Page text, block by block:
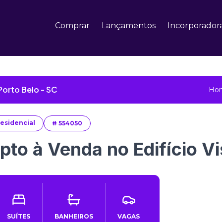
Comprar Lançamentos
Belo - SC
# 554050
à Venda no Edifício
SUÍTES BANHEIROS VAGAS